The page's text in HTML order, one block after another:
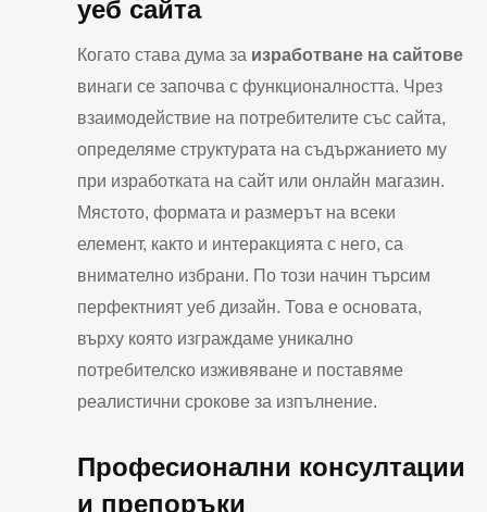
уеб сайта
Когато става дума за изработване на сайтове
винаги се започва с функционалността. Чрез
взаимодействие на потребителите със сайта,
определяме структурата на съдържанието му
при изработката на сайт или онлайн магазин.
Мястото, формата и размерът на всеки
елемент, както и интеракцията с него, са
внимателно избрани. По този начин търсим
перфектният уеб дизайн. Това е основата,
върху която изграждаме уникално
потребителско изживяване и поставяме
реалистични срокове за изпълнение.
Професионални консултации
и препоръки